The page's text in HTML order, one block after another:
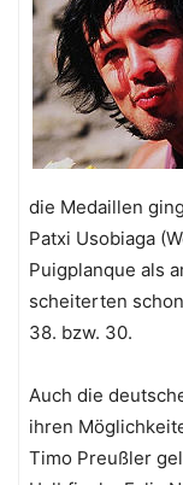
die Medaillen
Patxi Usobiaga
Puigplanque als
scheiterten
38. bzw. 30.
Auch die
ihren
Timo Preußler